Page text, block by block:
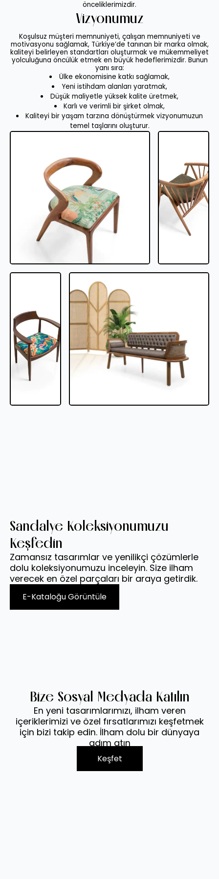
önceliklerimizdir.
Vizyonumuz
Koşulsuz müşteri memnuniyeti, çalışan memnuniyeti ve
motivasyonu sağlamak, Türkiye’de tanınan bir marka olmak,
kaliteyi belirleyen standartları oluşturmak ve mükemmeliyet
yolculuğuna öncülük etmek en büyük hedeflerimizdir. Bunun
yanı sıra:
Ülke ekonomisine katkı sağlamak,
Yeni istihdam alanları yaratmak,
Düşük maliyetle yüksek kalite üretmek,
Karlı ve verimli bir şirket olmak,
Kaliteyi bir yaşam tarzına dönüştürmek vizyonumuzun
temel taşlarını oluşturur.
Sandalye Koleksiyonumuzu
Keşfedin
Zamansız tasarımlar ve yenilikçi çözümlerle
dolu koleksiyonumuzu inceleyin. Size ilham
verecek en özel parçaları bir araya getirdik.
E-Kataloğu Görüntüle
Bize Sosyal Medyada Katılın
En yeni tasarımlarımızı, ilham veren
içeriklerimizi ve özel fırsatlarımızı keşfetmek
için bizi takip edin. İlham dolu bir dünyaya
adım atın
Keşfet